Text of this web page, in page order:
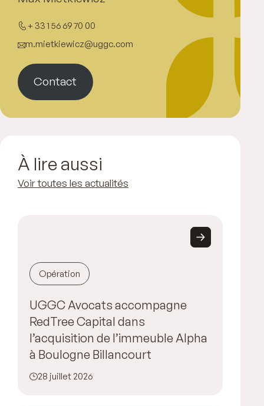
+ 33 1 56 69 70 00
m.mietkiewicz@uggc.com
Contact
À lire aussi
Voir toutes les actualités
Opération
UGGC Avocats accompagne
RedTree Capital dans
l’acquisition de l’immeuble Alpha
à Boulogne Billancourt
28 juillet 2026